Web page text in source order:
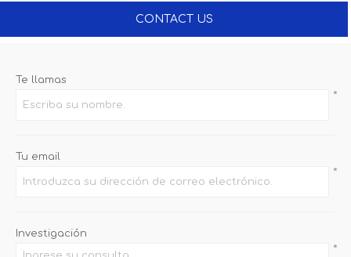
CONTACT US
Te llamas
*
Tu email
*
Investigación
*